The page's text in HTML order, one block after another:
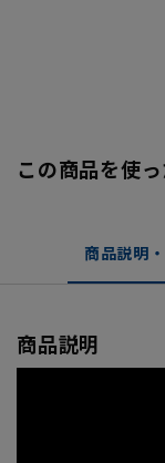
この商品を使
商品説明
商品説明